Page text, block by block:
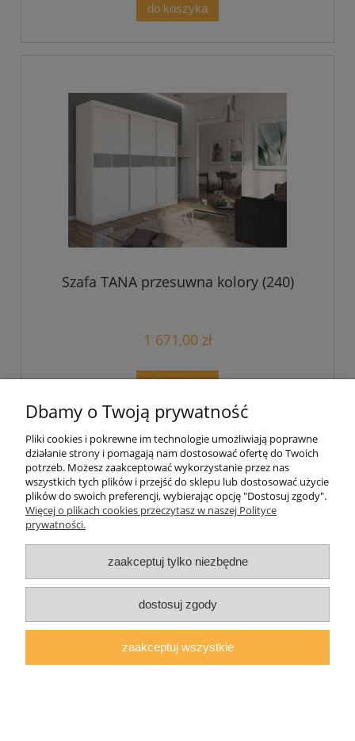
do koszyka
Szafa TANA przesuwna kolory (240)
1 671,00 zł
do koszyka
Szafa TANA przesuwna kolory (200)
Dbamy o Twoją prywatność
Pliki cookies i pokrewne im technologie umożliwiają poprawne
działanie strony i pomagają nam dostosować ofertę do Twoich
potrzeb. Możesz zaakceptować wykorzystanie przez nas
wszystkich tych plików i przejść do sklepu lub dostosować użycie
plików do swoich preferencji, wybierając opcję "Dostosuj zgody".
Więcej o plikach cookies przeczytasz w naszej Polityce
prywatności.
zaakceptuj tylko niezbędne
dostosuj zgody
zaakceptuj wszystkie